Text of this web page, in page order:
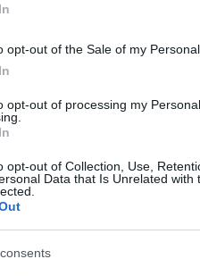
opt-out of the Sale of my Personal
opt-out of processing my
opt-out of Collection, Use,
Data that Is Unrelated with
Ράβδου και του Ραβδούχου
στις Ελληνικές Ένοπλες
Μουσικής (1843-1855).»
(1874-1895).»